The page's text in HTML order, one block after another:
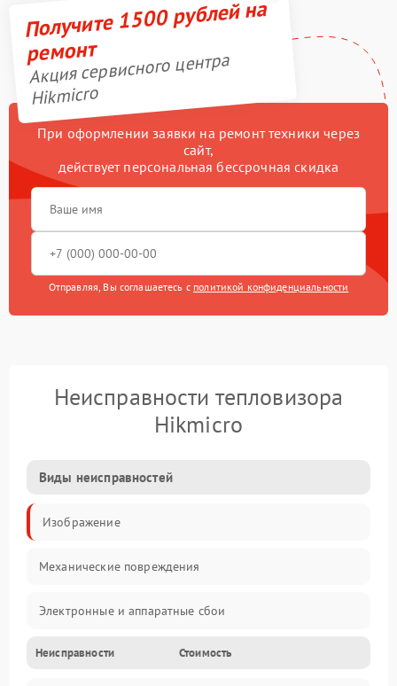
Получите 1500 рублей на
ремонт
Акция сервисного центра
Hikmicro
При оформлении заявки на ремонт техники через
сайт,
действует персональная бессрочная скидка
Отправляя, Вы соглашаетесь с политикой конфиденциальности
Неисправности тепловизора
Hikmicro
Виды неисправностей
Изображение
Механические повреждения
Электронные и аппаратные сбои
Неисправности сенсора и оптики
Неисправности Стоимость